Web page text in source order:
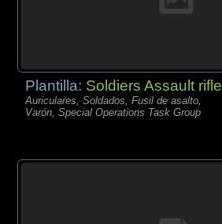
Plantilla: Soldiers Assault rifle
Auriculares, Soldados, Fusil de asalto,
Varón, Special Operations Task Group